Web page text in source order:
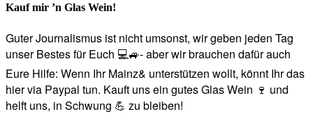
Kauf mir ’n Glas Wein!
Guter Journalismus ist nicht umsonst, wir geben jeden Tag
unser Bestes für Euch 💻🚙- aber wir brauchen dafür auch
Eure Hilfe: Wenn Ihr Mainz& unterstützen wollt, könnt Ihr das
hier via Paypal tun. Kauft uns ein gutes Glas Wein 🍷 und
helft uns, in Schwung 💪 zu bleiben!